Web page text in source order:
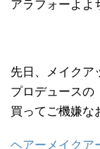
アラフォーよよ
先日、メイクア
プロデュースの
買ってご機嫌な
ヘアーメイクア